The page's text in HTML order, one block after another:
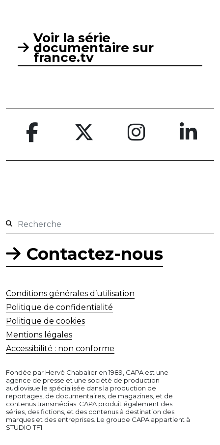
Voir la série
documentaire sur
france.tv
Fondée par Hervé Chabalier en 1989, CAPA est une
agence de presse et une société de production
audiovisuelle spécialisée dans la production de
reportages, de documentaires, de magazines, et de
contenus transmédias. CAPA produit également des
séries, des fictions, et des contenus à destination des
marques et des entreprises. Le groupe CAPA appartient à
STUDIO TF1.
Conditions générales d’utilisation
Politique de confidentialité
Politique de cookies
Mentions légales
Accessibilité : non conforme
Contactez-nous